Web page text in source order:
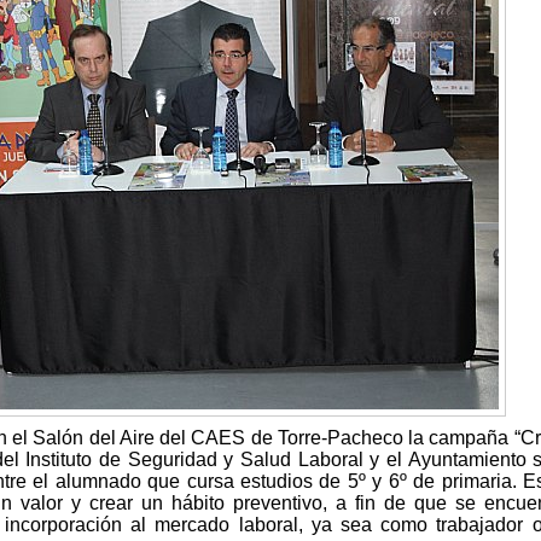
el Salón del Aire del CAES de Torre-Pacheco la campaña
Instituto de Seguridad y Salud Laboral y el Ayuntamiento
el alumnado que cursa estudios de 5º y 6º de primaria.
valor y crear un hábito preventivo, a fin de que se
al mercado laboral, ya sea como trabajador